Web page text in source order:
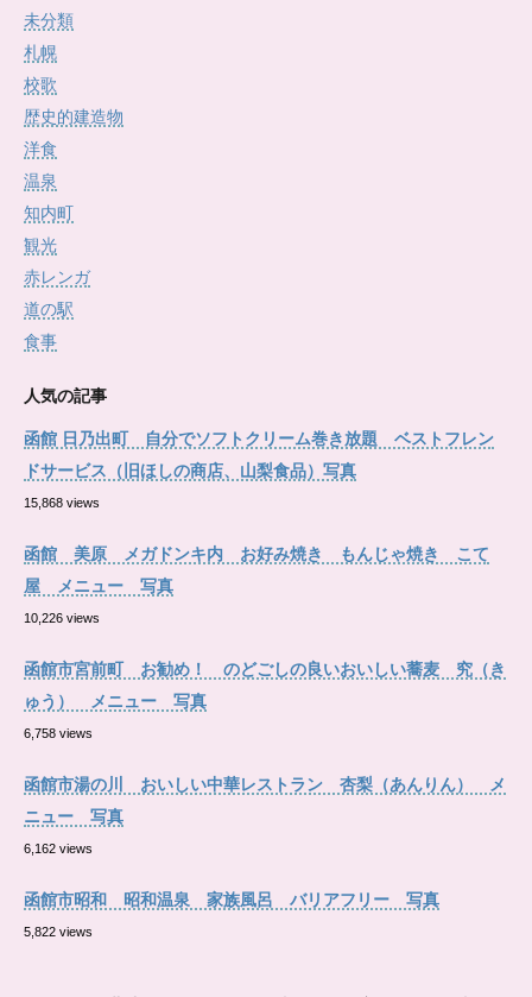
未分類
札幌
校歌
歴史的建造物
洋食
温泉
知内町
観光
赤レンガ
道の駅
食事
人気の記事
函館 日乃出町 自分でソフトクリーム巻き放題 ベストフレン
ドサービス（旧ほしの商店、山梨食品）写真
15,868 views
函館 美原 メガドンキ内 お好み焼き もんじゃ焼き こて
屋 メニュー 写真
10,226 views
函館市宮前町 お勧め！ のどごしの良いおいしい蕎麦 究（き
ゅう） メニュー 写真
6,758 views
函館市湯の川 おいしい中華レストラン 杏梨（あんりん） メ
ニュー 写真
6,162 views
函館市昭和 昭和温泉 家族風呂 バリアフリー 写真
5,822 views